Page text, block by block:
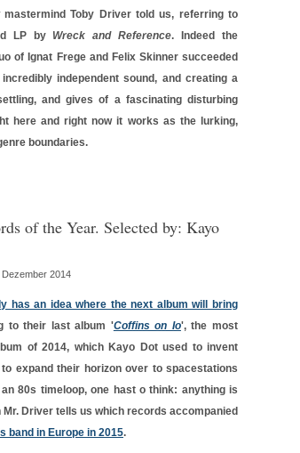
mastermind Toby Driver told us, referring to
LP by Wreck and Reference. Indeed the
of Ignat Frege and Felix Skinner succeeded
independent sound, and creating a
and gives of a fascinating disturbing
here and right now it works as the lurking,
boundaries.
of the Year. Selected by: Kayo
Dezember 2014
has an idea where the next album will bring
to their last album 'Coffins on Io', the most
of 2014, which Kayo Dot used to invent
expand their horizon over to spacestations
80s timeloop, one hast o think: anything is
Driver tells us which records accompanied
band in Europe in 2015.